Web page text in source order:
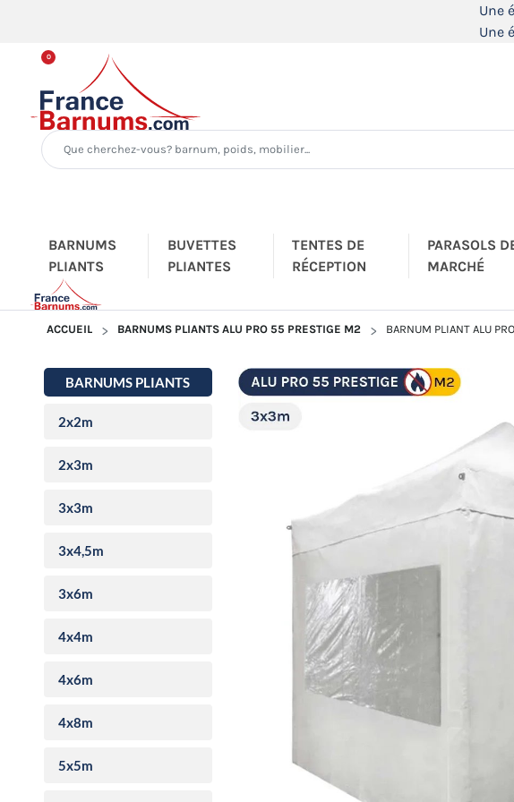
Une
Une
0
BARNUMS
PLIANTS
BUVETTES
PLIANTES
TENTES DE
RÉCEPTION
PARASOLS
MARCHÉ
ACCUEIL BARNUMS PLIANTS ALU PRO 55 PRESTIGE M2 BARNUM PLIANT ALU
BARNUMS PLIANTS
2x2m
2x3m
3x3m
3x4,5m
3x6m
4x4m
4x6m
4x8m
5x5m